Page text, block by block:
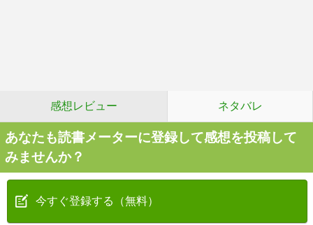
感想レビュー ネタバレ
あなたも読書メーターに登録して感想を投稿して
みませんか？
今すぐ登録する（無料）